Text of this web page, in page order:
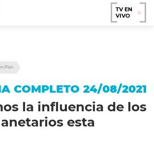
TV EN
VIVO
Plan
COMPLETO 24/08/2021
la influencia de los
esta